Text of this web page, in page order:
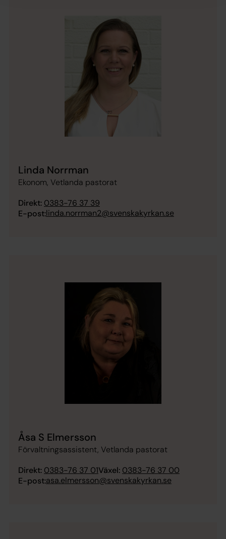
Linda Norrman
Ekonom, Vetlanda pastorat
Direkt: 0383-76 37 39
E-post:linda.norrman2@svenskakyrkan.se
Åsa S Elmersson
Förvaltningsassistent, Vetlanda pastorat
Direkt: 0383-76 37 01Växel: 0383-76 37 00
E-post:asa.elmersson@svenskakyrkan.se